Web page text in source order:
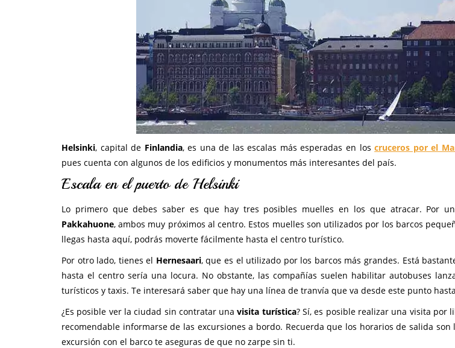
Helsinki, capital de Finlandia, es una de las escalas más esperadas en loscruceros por el
pues cuenta con algunos de los edificios y monumentos más interesantes del país.
Escala en el puerto de Helsinki
Lo primero que debes saber es que hay tres posibles muelles en los que atracar. Por
Pakkahuone, ambos muy próximos al centro. Estos muelles son utilizados por los barcos
llegas hasta aquí, podrás moverte fácilmente hasta el centro turístico.
Por otro lado, tienes el Hernesaari, que es el utilizado por los barcos más grandes. Está
hasta el centro sería una locura. No obstante, las compañías suelen habilitar autobuses
turísticos y taxis. Te interesará saber que hay una línea de tranvía que va desde este punto
¿Es posible ver la ciudad sin contratar unavisita turística? Sí, es posible realizar una visita por
recomendable informarse de las excursiones a bordo. Recuerda que los horarios de salida
excursión con el barco te aseguras de que no zarpe sin ti.